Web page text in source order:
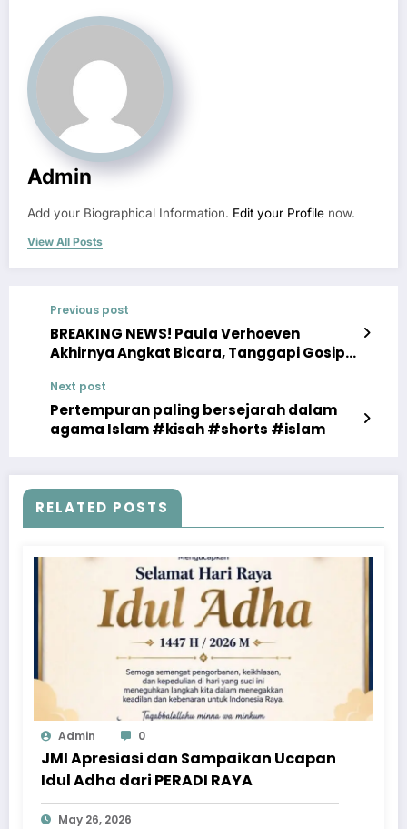
Admin
Add your Biographical Information. Edit your Profile now.
View All Posts
Previous post
BREAKING NEWS! Paula Verhoeven
Akhirnya Angkat Bicara, Tanggapi Gosip
Next post
Pertempuran paling bersejarah dalam
agama Islam #kisah #shorts #islam
RELATED POSTS
Admin 0
JMI Apresiasi dan Sampaikan Ucapan
Idul Adha dari PERADI RAYA
May 26, 2026